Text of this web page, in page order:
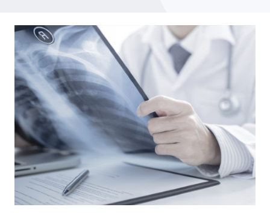
Dal 18 al 21 aprile l’Inail a Exposanità